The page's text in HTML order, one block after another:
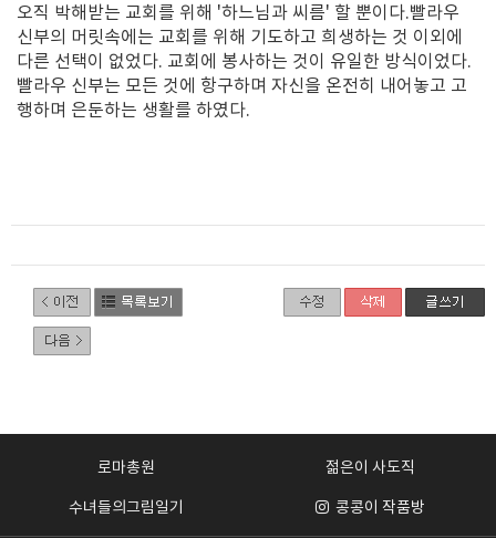
오직 박해받는 교회를 위해 '하느님과 씨름' 할 뿐이다.빨라우
신부의 머릿속에는 교회를 위해 기도하고 희생하는 것 이외에
다른 선택이 없었다. 교회에 봉사하는 것이 유일한 방식이었다.
빨라우 신부는 모든 것에 항구하며 자신을 온전히 내어놓고 고
행하며 은둔하는 생활를 하였다.
로마총원 젊은이 사도직
수녀들의그림일기 콩콩이 작품방